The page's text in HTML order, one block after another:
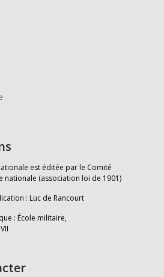
est éditée par le Comité
nationale (association loi de 1901)
: Luc de Rancourt
: École militaire,